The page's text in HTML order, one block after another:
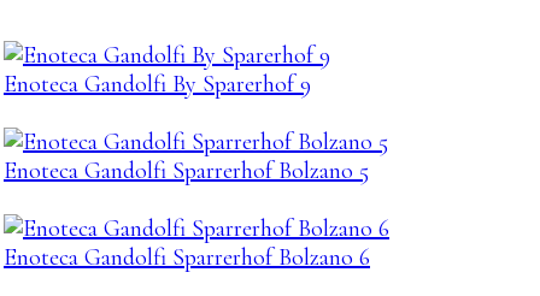
Enoteca Gandolfi By Sparerhof 9
Enoteca Gandolfi Sparrerhof Bolzano 5
Enoteca Gandolfi Sparrerhof Bolzano 6